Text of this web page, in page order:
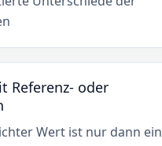
Referenz- oder
Wert ist nur dann ein